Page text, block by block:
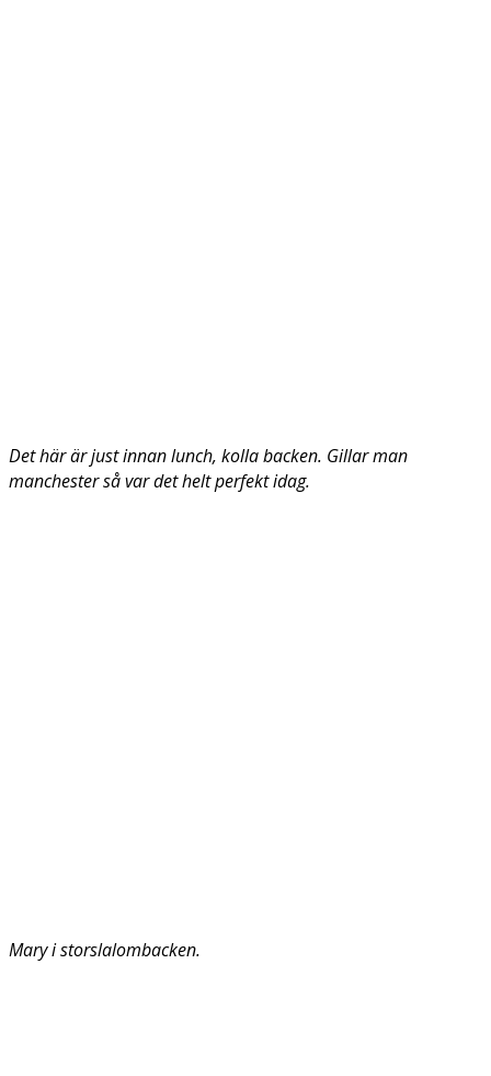
Det här är just innan lunch, kolla backen. Gillar man
manchester så var det helt perfekt idag.
Mary i storslalombacken.